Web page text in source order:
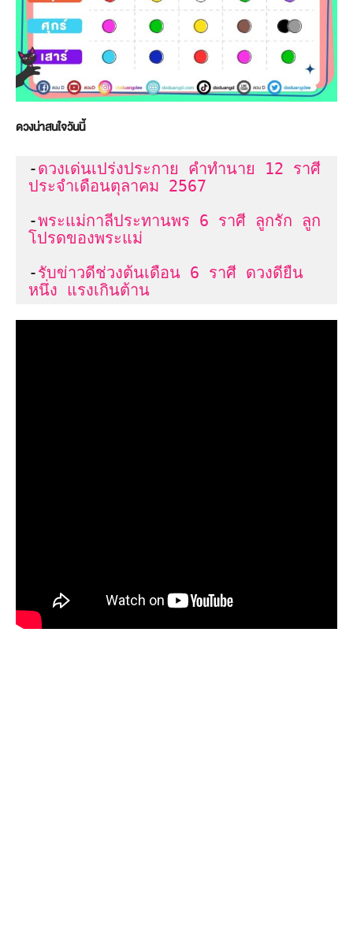
ดวงน่าสนใจวันนี้
-ดวงเด่นเปร่งประกาย คำทำนาย 12 ราศี
ประจำเดือนตุลาคม 2567
-พระแม่กาลีประทานพร 6 ราศี ลูกรัก ลูก
โปรดของพระแม่
-รับข่าวดีช่วงต้นเดือน 6 ราศี ดวงดียืน
หนึ่ง แรงเกินต้าน